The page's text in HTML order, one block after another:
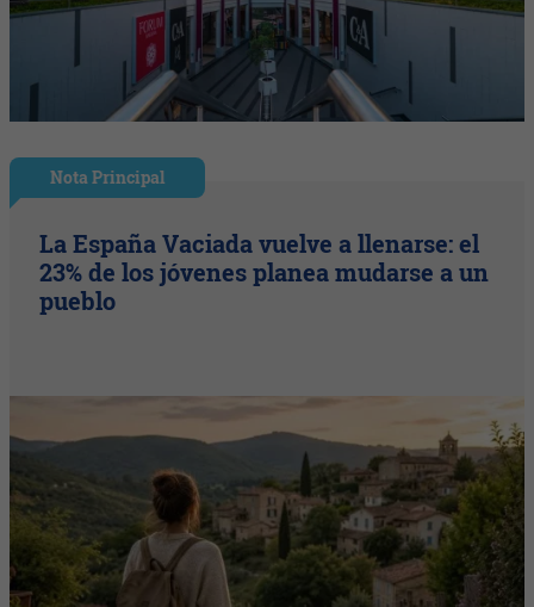
Nota Principal
La España Vaciada vuelve a llenarse: el
23% de los jóvenes planea mudarse a un
pueblo